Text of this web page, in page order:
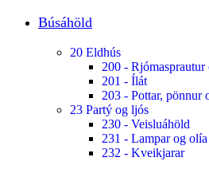
Búsáhöld
20 Eldhús
200 -
201 - Ílát
203 - Pottar, pönnur
23 Partý og ljós
230 - Veisluáhöld
231 - Lampar og olía
232 - Kveikjarar